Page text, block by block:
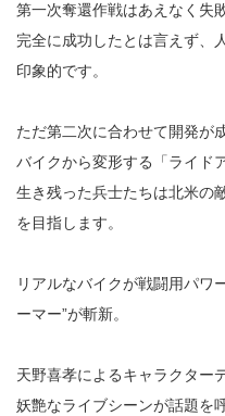
第一次奪還作戦はあえなく失
完全に成功したとは言えず、
印象的です。
ただ第二次に合わせて開発が
バイクから変形する「ライド
生き残った兵士たちは北米の
を目指します。
リアルなバイクが戦闘用パワ
ーマー”が斬新。
天野喜孝によるキャラクター
妖艶なライブシーンが話題を